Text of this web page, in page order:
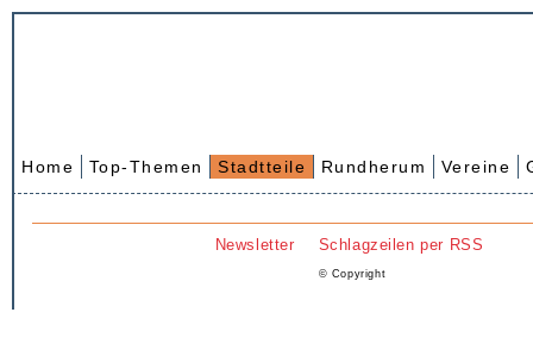
Home Top-Themen Stadtteile Rundherum Vereine
Newsletter Schlagzeilen per RSS
© Copyright